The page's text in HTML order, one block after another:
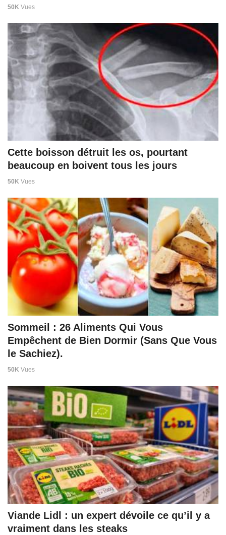
50K Vues
Cette boisson détruit les os, pourtant
beaucoup en boivent tous les jours
50K Vues
Sommeil : 26 Aliments Qui Vous
Empêchent de Bien Dormir (Sans Que Vous
le Sachiez).
50K Vues
Viande Lidl : un expert dévoile ce qu’il y a
vraiment dans les steaks